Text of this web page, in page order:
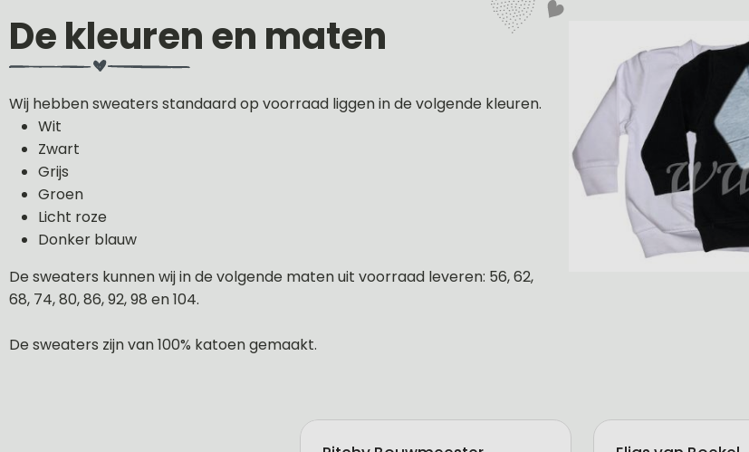
De kleuren en maten
Wij hebben sweaters standaard op voorraad liggen in de volgende kleuren.
Wit
Zwart
Grijs
Groen
Licht roze
Donker blauw
De sweaters kunnen wij in de volgende maten uit voorraad leveren: 56, 62,
68, 74, 80, 86, 92, 98 en 104.
De sweaters zijn van 100% katoen gemaakt.